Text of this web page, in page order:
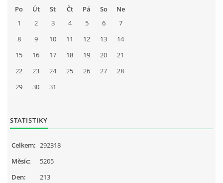
Po
Út St Čt Pá So
Ne
1
2 3 4 5 6
7
8
9 10 11 12 13
14
15
16 17 18 19 20
21
22
23 24 25 26 27
28
29
30 31
STATISTIKY
Celkem: 292318
Měsíc:
5205
Den:
213